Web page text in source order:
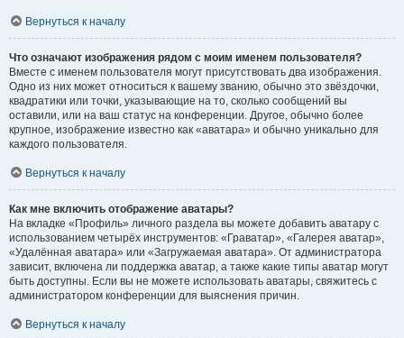
Вернуться к началу
Что означают изображения рядом с моим именем пользователя?
Вместе с именем пользователя могут присутствовать два изображения.
Одно из них может относиться к вашему званию, обычно это звёздочки,
квадратики или точки, указывающие на то, сколько сообщений вы
оставили, или на ваш статус на конференции. Другое, обычно более
крупное, изображение известно как «аватара» и обычно уникально для
каждого пользователя.
Вернуться к началу
Как мне включить отображение аватары?
На вкладке «Профиль» личного раздела вы можете добавить аватару с
использованием четырёх инструментов: «Граватар», «Галерея аватар»,
«Удалённая аватара» или «Загружаемая аватара». От администратора
зависит, включена ли поддержка аватар, а также какие типы аватар могут
быть доступны. Если вы не можете использовать аватары, свяжитесь с
администратором конференции для выяснения причин.
Вернуться к началу